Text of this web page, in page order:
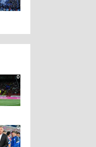
0
0